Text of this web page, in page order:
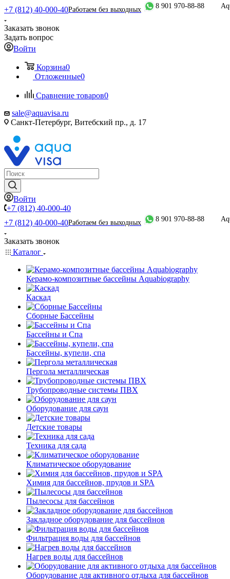
+7 (812) 40-000-40Работаем без выходных 8 901 970-88-88
Заказать звонок
Задать вопрос
Войти
Корзина0
Отложенные0
Сравнение товаров0
sale@aquavisa.ru
Санкт-Петербург, Витебский пр., д. 17
Войти
+7 (812) 40-000-40
+7 (812) 40-000-40Работаем без выходных 8 901 970-88-88
Заказать звонок
Каталог
Керамо-композитные бассейны Aquabiography
Каскад
Сборные Бассейны
Бассейны и Спа
Бассейны, купели, спа
Пергола металлическая
Трубопроводные системы ПВХ
Оборудование для саун
Детские товары
Техника для сада
Климатическое оборудование
Химия для бассейнов, прудов и SPA
Пылесосы для бассейнов
Закладное оборудование для бассейнов
Фильтрация воды для бассейнов
Нагрев воды для бассейнов
Оборудование для активного отдыха для бассейнов